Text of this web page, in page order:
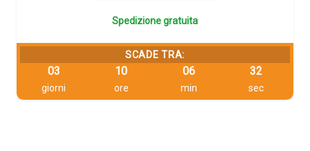
Spedizione gratuita
SCADE TRA:
03
giorni
10
ore
06
min
31
sec